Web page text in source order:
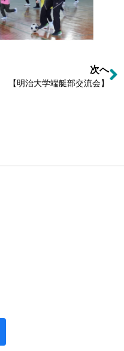
次へ
【明治大学端艇部交流会】